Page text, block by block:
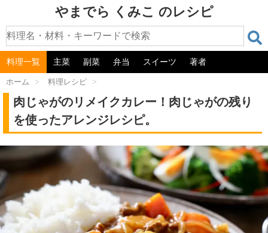
やまでら くみこ のレシピ
料理一覧 主菜 副菜 弁当 スイーツ 著者
ホーム > 料理レシピ >
肉じゃがのリメイクカレー！肉じゃがの残り
を使ったアレンジレシピ。